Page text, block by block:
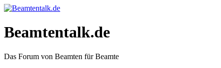
Beamtentalk.de
Das Forum von Beamten für Beamte